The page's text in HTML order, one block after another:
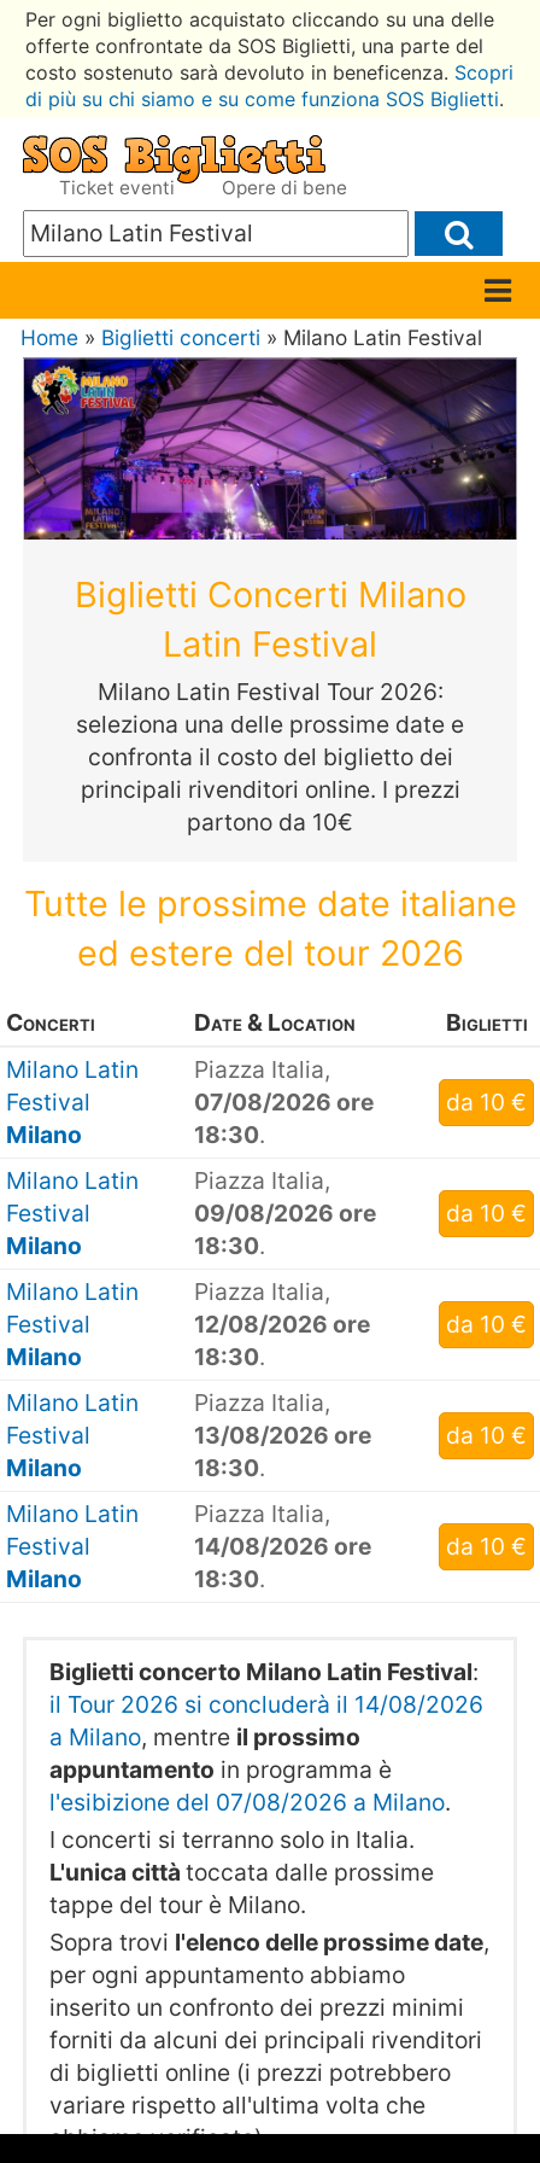
Per ogni biglietto acquistato cliccando su una delle
offerte confrontate da SOS Biglietti, una parte del
costo sostenuto sarà devoluto in beneficenza. Scopri
di più su chi siamo e su come funziona SOS Biglietti.
Ticket eventi Opere di bene
Home » Biglietti concerti » Milano Latin Festival
Biglietti Concerti Milano
Latin Festival
Milano Latin Festival Tour 2026:
seleziona una delle prossime date e
confronta il costo del biglietto dei
principali rivenditori online. I prezzi
partono da 10€
Tutte le prossime date italiane
ed estere del tour 2026
Concerti Date & Location
Biglietti
Milano Latin
Festival
Milano
Piazza Italia,
07/08/2026 ore
18:30.
da 10 €
Milano Latin
Festival
Milano
Piazza Italia,
09/08/2026 ore
18:30.
da 10 €
Milano Latin
Festival
Milano
Piazza Italia,
12/08/2026 ore
18:30.
da 10 €
Milano Latin
Festival
Milano
Piazza Italia,
13/08/2026 ore
18:30.
da 10 €
Milano Latin
Festival
Milano
Piazza Italia,
14/08/2026 ore
18:30.
da 10 €
Biglietti concerto Milano Latin Festival:
il Tour 2026 si concluderà il 14/08/2026
a Milano, mentre il prossimo
appuntamento in programma è
l'esibizione del 07/08/2026 a Milano.
I concerti si terranno solo in Italia.
L'unica cittàtoccata dalle prossime
tappe del tour è Milano.
Sopra trovi l'elenco delle prossime date,
per ogni appuntamento abbiamo
inserito un confronto dei prezzi minimi
forniti da alcuni dei principali rivenditori
di biglietti online (i prezzi potrebbero
variare rispetto all'ultima volta che
abbiamo verificato).